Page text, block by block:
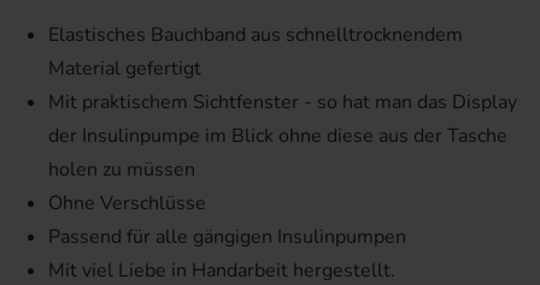
Elastisches Bauchband aus schnelltrocknendem
Material gefertigt
Mit praktischem Sichtfenster - so hat man das Display
der Insulinpumpe im Blick ohne diese aus der Tasche
holen zu müssen
Ohne Verschlüsse
Passend für alle gängigen Insulinpumpen
Mit viel Liebe in Handarbeit hergestellt.